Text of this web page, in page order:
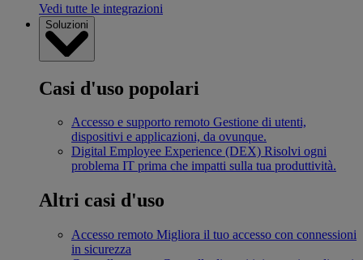
Vedi tutte le integrazioni
Soluzioni
Casi d'uso popolari
Accesso e supporto remoto Gestione di utenti,
dispositivi e applicazioni, da ovunque.
Digital Employee Experience (DEX) Risolvi ogni
problema IT prima che impatti sulla tua produttività.
Altri casi d'uso
Accesso remoto Migliora il tuo accesso con connessioni
in sicurezza